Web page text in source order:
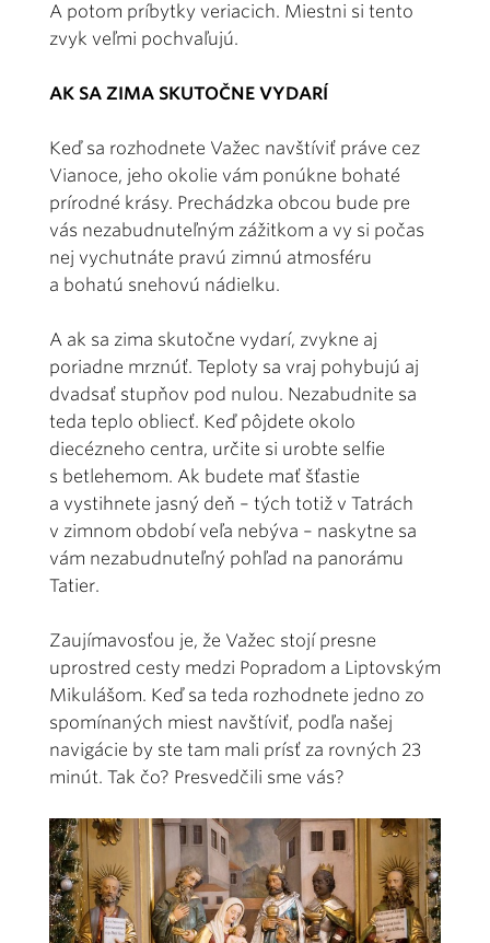
A potom príbytky veriacich. Miestni si tento
zvyk veľmi pochvaľujú.
AK SA ZIMA SKUTOČNE VYDARÍ
Keď sa rozhodnete Važec navštíviť práve cez
Vianoce, jeho okolie vám ponúkne bohaté
prírodné krásy. Prechádzka obcou bude pre
vás nezabudnuteľným zážitkom a vy si počas
nej vychutnáte pravú zimnú atmosféru
a bohatú snehovú nádielku.
A ak sa zima skutočne vydarí, zvykne aj
poriadne mrznúť. Teploty sa vraj pohybujú aj
dvadsať stupňov pod nulou. Nezabudnite sa
teda teplo obliecť. Keď pôjdete okolo
diecézneho centra, určite si urobte selfie
s betlehemom. Ak budete mať šťastie
a vystihnete jasný deň – tých totiž v Tatrách
v zimnom období veľa nebýva – naskytne sa
vám nezabudnuteľný pohľad na panorámu
Tatier.
Zaujímavosťou je, že Važec stojí presne
uprostred cesty medzi Popradom a Liptovským
Mikulášom. Keď sa teda rozhodnete jedno zo
spomínaných miest navštíviť, podľa našej
navigácie by ste tam mali prísť za rovných 23
minút. Tak čo? Presvedčili sme vás?